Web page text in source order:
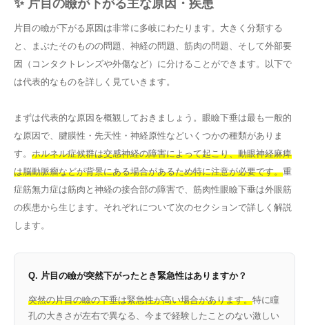
✨ 片目の瞼が下がる主な原因・疾患
片目の瞼が下がる原因は非常に多岐にわたります。大きく分類する
と、まぶたそのものの問題、神経の問題、筋肉の問題、そして外部要
因（コンタクトレンズや外傷など）に分けることができます。以下で
は代表的なものを詳しく見ていきます。
まずは代表的な原因を概観しておきましょう。眼瞼下垂は最も一般的
な原因で、腱膜性・先天性・神経原性などいくつかの種類がありま
す。 ホルネル症候群は交感神経の障害によって起こり、動眼神経麻痺
は脳動脈瘤などが背景にある場合があるため特に注意が必要です。重
症筋無力症は筋肉と神経の接合部の障害で、筋肉性眼瞼下垂は外眼筋
の疾患から生じます。それぞれについて次のセクションで詳しく解説
します。
Q. 片目の瞼が突然下がったとき緊急性はありますか？
突然の片目の瞼の下垂は緊急性が高い場合があります。特に瞳
孔の大きさが左右で異なる、今まで経験したことのない激しい